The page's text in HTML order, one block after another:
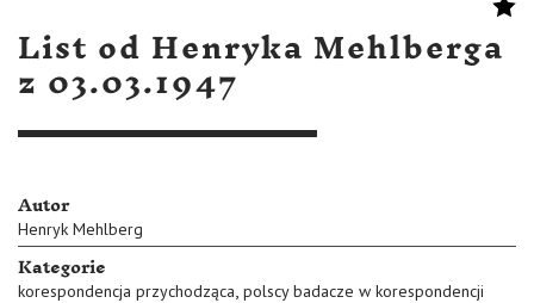
List od Henryka Mehlberga
z 03.03.1947
Autor
Henryk Mehlberg
Kategorie
korespondencja przychodząca, polscy badacze w korespondencji